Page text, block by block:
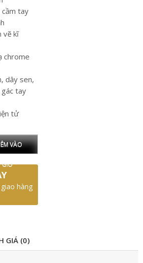
tay
vẽ kĩ
chrome
dây sen,
tay
tử
VÀO
GIỎ
hàng
GIÁ (0)